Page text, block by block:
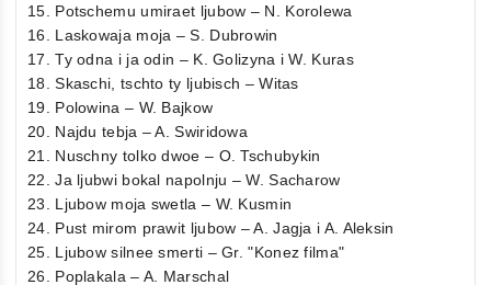
15. Potschemu umiraet ljubow – N. Korolewa
16. Laskowaja moja – S. Dubrowin
17. Ty odna i ja odin – K. Golizyna i W. Kuras
18. Skaschi, tschto ty ljubisch – Witas
19. Polowina – W. Bajkow
20. Najdu tebja – A. Swiridowa
21. Nuschny tolko dwoe – O. Tschubykin
22. Ja ljubwi bokal napolnju – W. Sacharow
23. Ljubow moja swetla – W. Kusmin
24. Pust mirom prawit ljubow – A. Jagja i A. Aleksin
25. Ljubow silnee smerti – Gr. "Konez filma"
26. Poplakala – A. Marschal